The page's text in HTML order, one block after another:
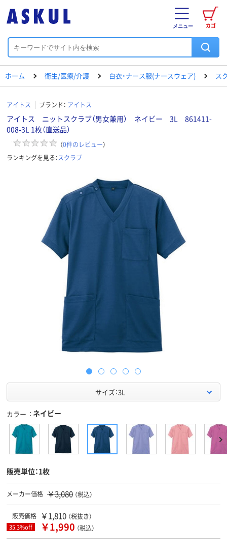
カゴ
メニュー
ホーム 衛生/医療/介護 白衣・ナース服(ナースウェア) ス
アイトス ブランド： アイトス
アイトス ニットスクラブ（男女兼用） ネイビー 3L 861411-
008-3L 1枚（直送品）
（0件のレビュー）
ランキングを見る：スクラブ
サイズ：3L
カラー ネイビー
販売単位：1枚
メーカー価格 ￥3,080 （税込）
販売価格 ￥1,810 （税抜き）
35.3%off ￥1,990 （税込）